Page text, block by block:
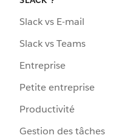
Slack vs E-mail
Slack vs Teams
Entreprise
Petite entreprise
Productivité
Gestion des tâches